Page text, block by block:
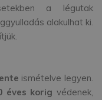
a légutak
alakulhat ki.
ismételve legyen.
éves korigvédenek,